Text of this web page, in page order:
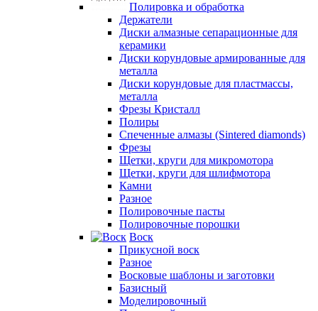
Полировка и обработка
Держатели
Диски алмазные сепарационные для
керамики
Диски корундовые армированные для
металла
Диски корундовые для пластмассы,
металла
Фрезы Кристалл
Полиры
Спеченные алмазы (Sintered diamonds)
Фрезы
Щетки, круги для микромотора
Щетки, круги для шлифмотора
Камни
Разное
Полировочные пасты
Полировочные порошки
Воск
Прикусной воск
Разное
Восковые шаблоны и заготовки
Базисный
Моделировочный